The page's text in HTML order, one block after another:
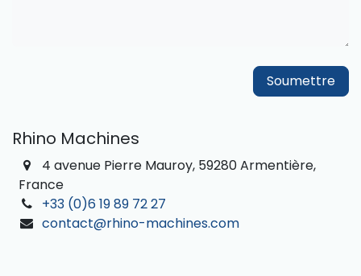
Soumettre
Rhino Machines
4 avenue Pierre Mauroy, 59280 Armentière,
France
+33 (0)6 19 89 72 27
contact@rhino-machines.com